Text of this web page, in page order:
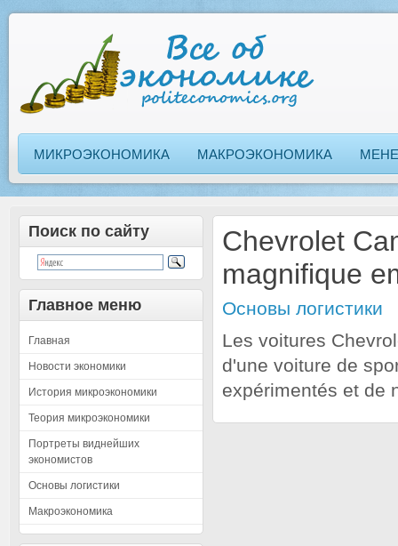
МИКРОЭКОНОМИКА МАКРОЭКОНОМИКА
Поиск по сайту
Главное меню
Главная
Новости экономики
История микроэкономики
Теория микроэкономики
Портреты виднейших
экономистов
Основы логистики
Макроэкономика
Chevrolet
magnifique
Основы логистики
Les voitures
d'une voiture de
expérimentés et de